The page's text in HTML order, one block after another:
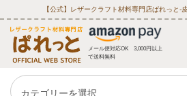
【公式】レザークラフト材料専門店ぱれっと‐
メール便対応OK 3,000円以上
で送料無料